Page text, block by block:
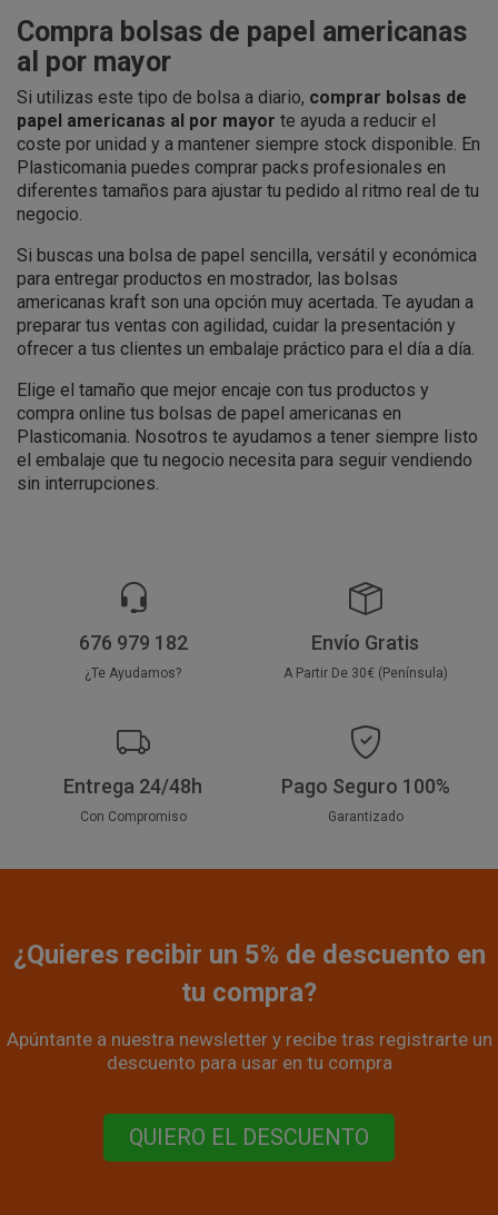
Compra bolsas de papel americanas
al por mayor
Si utilizas este tipo de bolsa a diario, comprar bolsas de
papel americanas al por mayor te ayuda a reducir el
coste por unidad y a mantener siempre stock disponible. En
Plasticomania puedes comprar packs profesionales en
diferentes tamaños para ajustar tu pedido al ritmo real de tu
negocio.
Si buscas una bolsa de papel sencilla, versátil y económica
para entregar productos en mostrador, las bolsas
americanas kraft son una opción muy acertada. Te ayudan a
preparar tus ventas con agilidad, cuidar la presentación y
ofrecer a tus clientes un embalaje práctico para el día a día.
Elige el tamaño que mejor encaje con tus productos y
compra online tus bolsas de papel americanas en
Plasticomania. Nosotros te ayudamos a tener siempre listo
el embalaje que tu negocio necesita para seguir vendiendo
sin interrupciones.
676 979 182
¿Te Ayudamos?
Envío Gratis
A Partir De 30€ (Península)
Entrega 24/48h
Con Compromiso
Pago Seguro 100%
Garantizado
¿Quieres recibir un 5% de descuento en
tu compra?
Apúntante a nuestra newsletter y recibe tras registrarte un
descuento para usar en tu compra
QUIERO EL DESCUENTO